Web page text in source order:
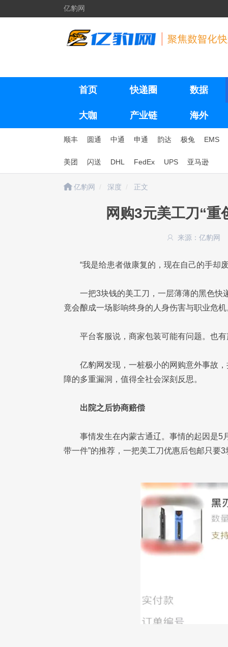
亿豹网
首页 快递圈 数据
大咖 产业链 海外
顺丰 圆通 中通 申通 韵达 极兔 EMS
美团 闪送 DHL FedEx UPS 亚马逊
亿豹网 深度 正文
网购3元美工刀“
来源：亿豹网
“我是给患者做康复的，现在自己的手却
一把3块钱的美工刀，一层薄薄的黑色快
竟会酿成一场影响终身的人身伤害与职业危机
平台客服说，商家包装可能有问题。也
亿豹网发现，一桩极小的网购意外事故
障的多重漏洞，值得全社会深刻反思。
出院之后协商赔偿
事情发生在内蒙古通辽。事情的起因是5
带一件”的推荐，一把美工刀优惠后包邮只要